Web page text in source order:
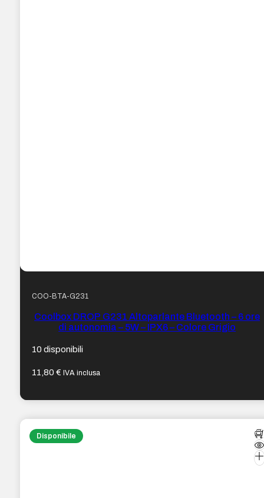
COO-BTA-G231
Coolbox DROP G231 Altoparlante Bluetooth – 6 ore
di autonomia – 5W – IPX6 – Colore Grigio
10 disponibili
11,80€ IVA inclusa
Disponibile